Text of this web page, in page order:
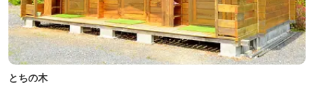
とちの木